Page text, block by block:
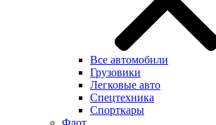
Все автомобили
Грузовики
Легковые авто
Спецтехника
Спорткары
Флот